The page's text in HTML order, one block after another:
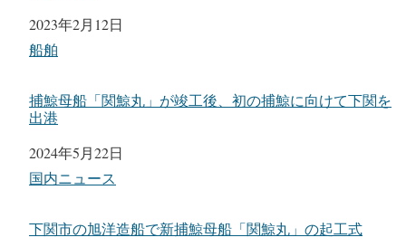
日付
2023年2月12日
関連理由
船舶
捕鯨母船「関鯨丸」が竣工後、初の捕鯨に向けて下関を
出港
日付
2024年5月22日
関連理由
国内ニュース
下関市の旭洋造船で新捕鯨母船「関鯨丸」の起工式